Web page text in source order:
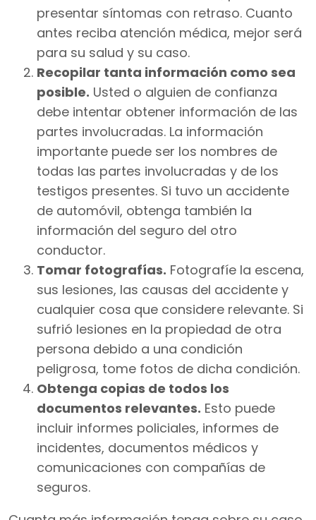
presentar síntomas con retraso. Cuanto
antes reciba atención médica, mejor será
para su salud y su caso.
Recopilar tanta información como sea
posible. Usted o alguien de confianza
debe intentar obtener información de las
partes involucradas. La información
importante puede ser los nombres de
todas las partes involucradas y de los
testigos presentes. Si tuvo un accidente
de automóvil, obtenga también la
información del seguro del otro
conductor.
Tomar fotografías. Fotografíe la escena,
sus lesiones, las causas del accidente y
cualquier cosa que considere relevante. Si
sufrió lesiones en la propiedad de otra
persona debido a una condición
peligrosa, tome fotos de dicha condición.
Obtenga copias de todos los
documentos relevantes. Esto puede
incluir informes policiales, informes de
incidentes, documentos médicos y
comunicaciones con compañías de
seguros.